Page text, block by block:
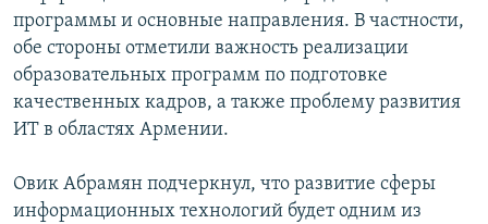
программы и основные направления. В частности,
обе стороны отметили важность реализации
образовательных программ по подготовке
качественных кадров, а также проблему развития
ИТ в областях Армении.
Овик Абрамян подчеркнул, что развитие сферы
информационных технологий будет одним из